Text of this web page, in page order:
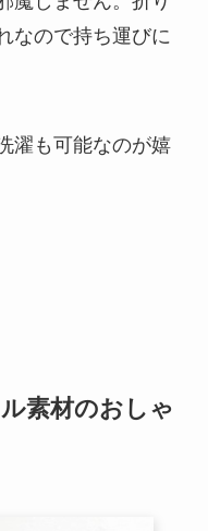
なので持ち運びに
濯も可能なのが嬉
素材のおしゃ